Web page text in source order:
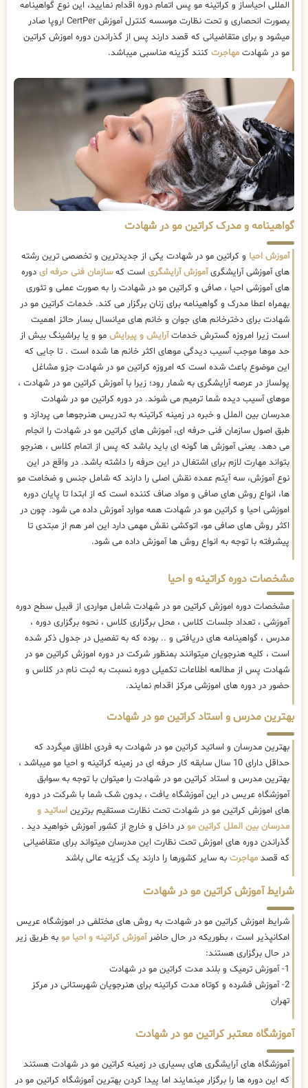
المللی احیاساز و کراتینه مو پس اتمام دوره اقدام نمایید، این نوع گواهینامه
بصورت انحصاری و تحت نظارت موسسه کنترل آموزش CertPer اروپا صادر
میشود و برای متقاضیانی که قصد دارند پس از گذراندن دوره اموزش کراتین
مو در شهادت مهاجرت کنند گزینه مناسبی میباشد.
گواهینامه و مدرک کراتین مو در شهادت
آموزش احیا و کراتین مو در شهادت یکی از جدیدترین و تخصصی ترین رشته
های آموزشی آرایشگریآموزش آرایشگری است کهسازمان فنی حرفه ای دوره
های آموزشی احیا ، صافی و کراتین مو در شهادت را به صورت عملی و تئوری
بهمراه اعطا مدرک و گواهینامه برای زنان برگزار می کند. خدمات کراتین مو در
شهادت برای دخترخانم های جوان و خانم های میانسال بسار حائز اهمیت
است زیرا امروزه گسترش خدماتآرایش و پیرایش مو و یا براشینگ بیش از
حد موها موجب آسیب دیدگی موهای اکثر خانم ها شده است . تا جایی که
این موضوع باعث شده است که امروزه کراتین مو در شهادت جزو مشاغل
پولساز در عرصه آرایشگری به شمار رود؛ زیرا با آموزش کراتین مو در شهادت ،
موهای آسیب دیده شما ترمیم می شوند. در دوره کراتین مو در شهادت
مدرسان بین الملل و خبره در زمینه کراتینه به تدریس هنرجوها می پردازد و
طبق اصول سازمان فنی حرفه ای، آموزش های کراتین مو در شهادت را انجام
می دهد. یعنی آموزش ها گونه ای باید باشد که پس از اتمام کلاس ، هنرجو
بتواند مهارت لازم برای اشتغال در این حرفه را داشته باشد. در واقع در این
نوع آموزش، سه آیتم عمده نقش اصلی را دارند که شامل جنس و ضخامت مو
ها، انواع روش های صافی و مواد صاف کننده است که از ابتدا تا پایان دوره
اموزشی احیا و کراتین مو در شهادت همه موارد آموزش داده می شود. چون در
اکثر روش های صافی مو، اتوکشی نقش مهمی دارد این امر هم از مبتدی تا
پیشرفته با توجه به انواع روش ها آموزش داده می شود.
مشخصات دوره کراتینه و احیا
مشخصات دوره اموزش کراتین مو در شهادت شامل مواردی از قبیل سطح دوره
آموزشی ، تعداد جلسات کلاس ، محل برگزاری کلاس ، نحوه برگزاری دوره ،
مدرس ، گواهینامه های دریافتی و .. بوده که به تفصیل در جدول ذکر شده
است ، کلیه هنرجویان میتوانند بمنظور شرکت در دوره اموزش کراتین مو در
شهادت پس از مطالعه اطلاعات تکمیلی دوره نسبت به ثبت نام در کلاس و
حضور در دوره های اموزشی مرکز اقدام نمایند.
بهترین مدرس و استاد کراتین مو در شهادت
بهترین مدرسان و اساتید کراتین مو در شهادت به فردی اطلاق میگردد که
حداقل دارای 10 سال سابقه کار حرفه ای در زمینه کراتینه و احیا مو میباشد ،
بهترین مدرس و استاد کراتین مو در شهادت را میتوان با توجه به سوابق
آموزشگاه عریس در این آموزشگاه یافت ، بدون شک شما با شرکت در دوره
های اموزش کراتین مو در شهادت تحت نظارت مستقیم برترین اساتید و
مدرسان بین الملل کراتین مو در داخل و خارج از کشور آموزش خواهید دید .
گذراندن دوره های اموزش تحت نظارت این مدرسان میتواند برای متقاضیانی
که قصد مهاجرت به سایر کشورها را دارند یک گزینه عالی باشد
شرایط آموزش کراتین مو در شهادت
شرایط اموزش کراتین مو در شهادت به روش های مختلفی در اموزشگاه عریس
امکانپذیر است ، بطوریکه در حال حاضرآموزش کراتینه و احیا مو به طریق زیر
در حال برگزاری هستند:
1- آموزش ترمیک و بلند مدت کراتین مو در شهادت
2- آموزش فشرده و کوتاه مدت کراتینه برای هنرجویان شهرستانی در مرکز
تهران
آموزشگاه معتبر کراتین مو در شهادت
آموزشگاه های آرایشگری های بسیاری در زمینه کراتین مو در شهادت هستند
که این دوره ها را برگزار مینمایند اما پیدا کردن بهترین آموزشگاه کراتین مو در